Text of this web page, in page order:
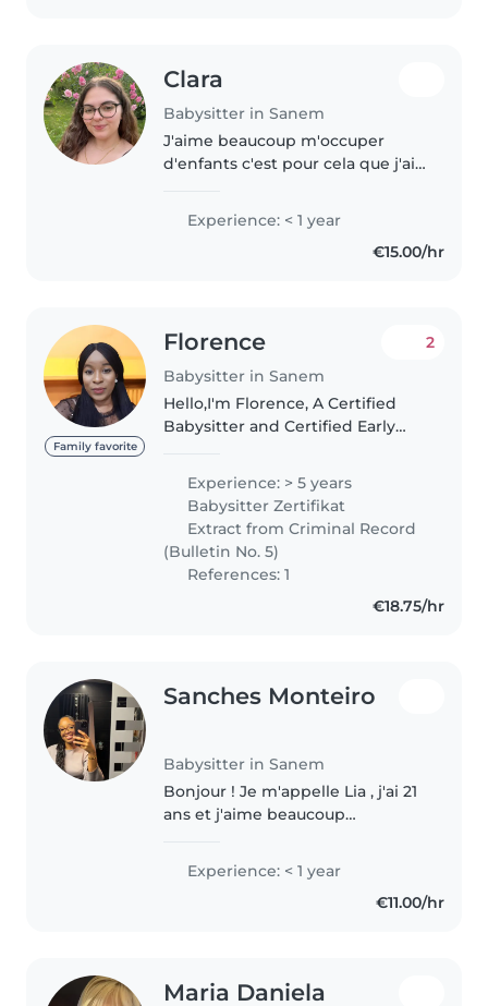
Clara
Babysitter in Sanem
J'aime beaucoup m'occuper
d'enfants c'est pour cela que j'ai
sitting pour mieux accompagner
les enfants au quotidien,
apprendre les bases des soins,
Experience: < 1 year
€15.00/hr
Family favorite
Florence
Babysitter in Sanem
2
Hello,I'm Florence, A Certified
Babysitter and Certified Early
well organised and available to
provide childcare. Do not..
Experience: > 5 years
Babysitter Zertifikat
Extract from Criminal Record
(Bulletin No. 5)
References: 1
€18.75/hr
Sanches Monteiro
Babysitter in Sanem
Bonjour ! Je m'appelle Lia , j'ai 21
ans et j'aime beaucoup
l'aînée de ma famille, j'ai grandi
en prenant soin de mes petites
Experience: < 1 year
€11.00/hr
Maria Daniela